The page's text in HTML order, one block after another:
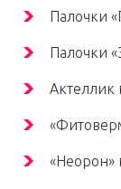
Палочки
Палочки
Актеллик
«Неорон»